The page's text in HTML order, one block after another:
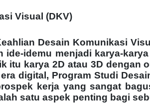
Visual (DKV)
Desain Komunikasi
ide-idemu menjadi karya-
itu karya 2D atau 3D dengan
digital, Program Studi
kerja yang sangat
satu aspek penting bagi